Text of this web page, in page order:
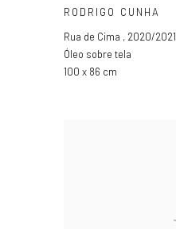
RODRIGO CUNHA
Rua de Cima , 2020/2021
Óleo sobre tela
100 x 86 cm